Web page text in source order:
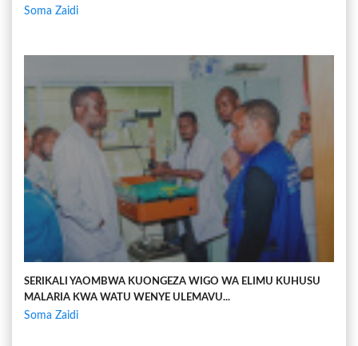
Soma Zaidi
SERIKALI YAOMBWA KUONGEZA WIGO WA ELIMU KUHUSU
MALARIA KWA WATU WENYE ULEMAVU...
Soma Zaidi